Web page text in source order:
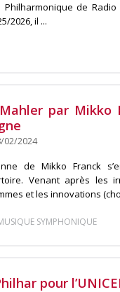
Philharmonique de
2026, il ...
par Mikko
02/2024
de Mikko Franck
Venant après les
et les innovations
SYMPHONIQUE
pour